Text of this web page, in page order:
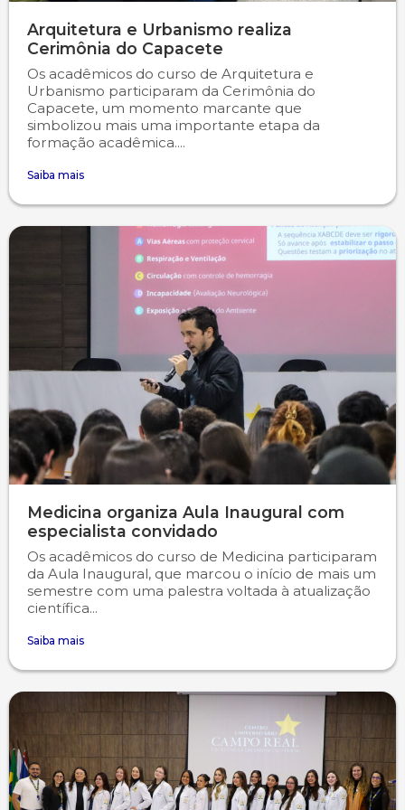
Arquitetura e Urbanismo realiza
Cerimônia do Capacete
Os acadêmicos do curso de Arquitetura e
Urbanismo participaram da Cerimônia do
Capacete, um momento marcante que
simbolizou mais uma importante etapa da
formação acadêmica....
Saiba mais
Medicina organiza Aula Inaugural com
especialista convidado
Os acadêmicos do curso de Medicina participaram
da Aula Inaugural, que marcou o início de mais um
semestre com uma palestra voltada à atualização
científica...
Saiba mais